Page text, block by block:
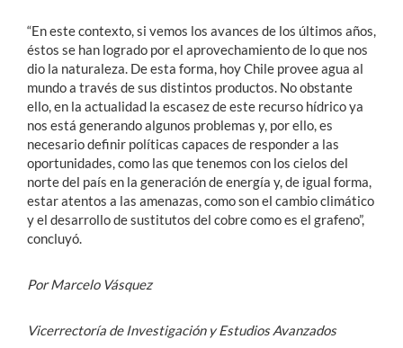
“En este contexto, si vemos los avances de los últimos años,
éstos se han logrado por el aprovechamiento de lo que nos
dio la naturaleza. De esta forma, hoy Chile provee agua al
mundo a través de sus distintos productos. No obstante
ello, en la actualidad la escasez de este recurso hídrico ya
nos está generando algunos problemas y, por ello, es
necesario definir políticas capaces de responder a las
oportunidades, como las que tenemos con los cielos del
norte del país en la generación de energía y, de igual forma,
estar atentos a las amenazas, como son el cambio climático
y el desarrollo de sustitutos del cobre como es el grafeno”,
concluyó.
Por Marcelo Vásquez
Vicerrectoría de Investigación y Estudios Avanzados